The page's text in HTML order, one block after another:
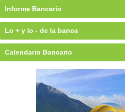
Informe Bancario
Lo + y lo - de la banca
Calendario Bancario